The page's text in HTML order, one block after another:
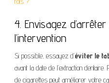
4. Envisagez
l’intervention
Si possible, essayez d’éviter le
avant la date de l’extraction
de cigarettes peut améliorer votre